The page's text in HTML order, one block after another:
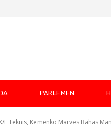
PARLEMEN
L Teknis, Kemenko Marves Bahas